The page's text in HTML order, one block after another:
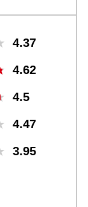
4.37
4.62
4.5
4.47
3.95